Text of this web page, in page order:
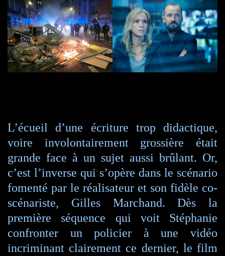
L’écueil d’une écriture trop didactique,
voire involontairement grossière était
grande face à un sujet aussi brûlant. Or,
c’est l’inverse qui s’opère dans le scénario
fomenté par le réalisateur et son fidèle co-
scénariste, Gilles Marchand. Dès la
première séquence qui voit Stéphanie
confronter un policier à une vidéo
incriminant clairement ce dernier, le film